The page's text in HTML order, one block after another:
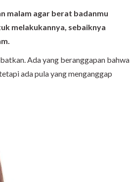
malam agar berat badanmu
melakukannya, sebaiknya
Ada yang beranggapan bahwa
ada pula yang menganggap